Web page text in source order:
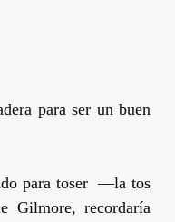
para ser un buen
para toser —la tos
Gilmore, recordaría